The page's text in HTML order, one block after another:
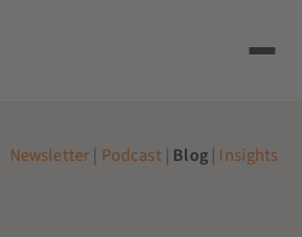
Newsletter| Podcast| Blog| Insights